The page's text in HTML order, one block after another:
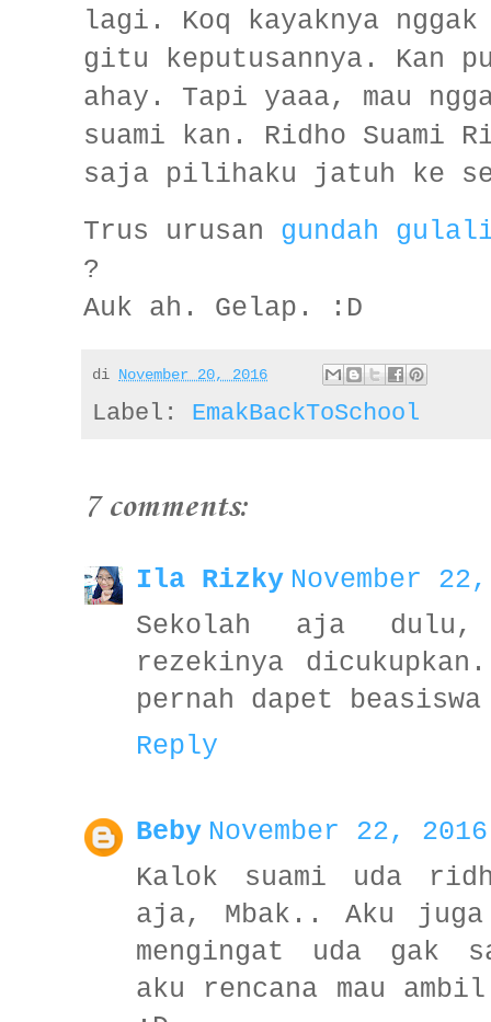
lagi. Koq kayaknya
gitu keputusannya. Kan
ahay. Tapi yaaa, mau
suami kan. Ridho Suami
saja pilihaku jatuh ke
Trus urusan gundah
?
Auk ah. Gelap. :D
di November 20, 2016
Label: EmakBackToSchool
7 comments:
Ila Rizky November
Sekolah aja
rezekinya
pernah dapet beasiswa
Reply
Beby November 22,
Kalok suami uda
aja, Mbak.. Aku
mengingat uda gak
aku rencana mau